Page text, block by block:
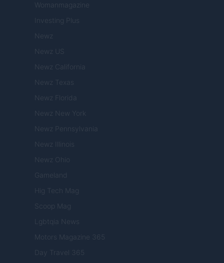
Womanmagazine
Investing Plus
Newz
Newz US
Newz California
Newz Texas
Newz Florida
Newz New York
Newz Pennsylvania
Newz Illinois
Newz Ohio
Gameland
Hig Tech Mag
Scoop Mag
Lgbtqia News
Motors Magazine 365
Day Travel 365